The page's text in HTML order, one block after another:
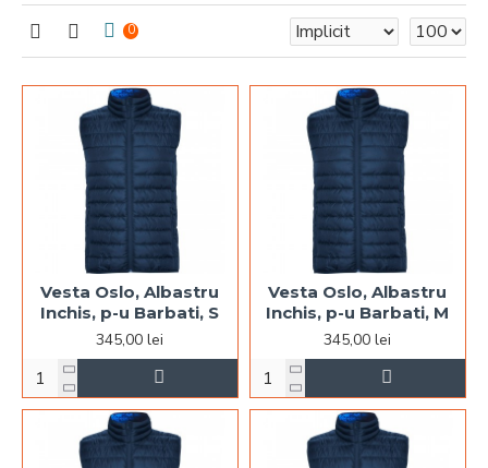
0
Vesta Oslo, Albastru
Inchis, p-u Barbati, S
345,00 lei
Vesta Oslo, Albastru
Inchis, p-u Barbati, M
345,00 lei